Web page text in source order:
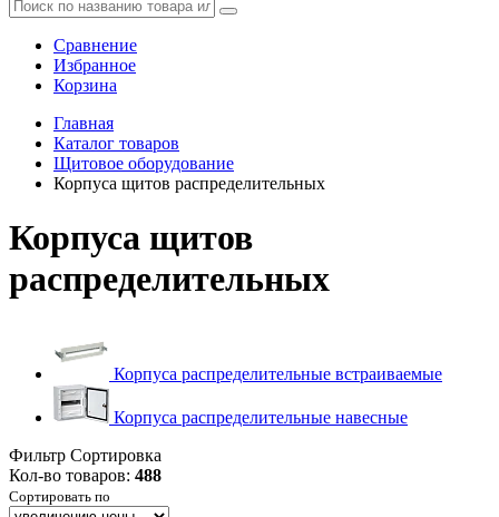
Сравнение
Избранное
Корзина
Главная
Каталог товаров
Щитовое оборудование
Корпуса щитов распределительных
Корпуса щитов
распределительных
Корпуса распределительные встраиваемые
Корпуса распределительные навесные
Фильтр Сортировка
Кол-во товаров: 488
Сортировать по